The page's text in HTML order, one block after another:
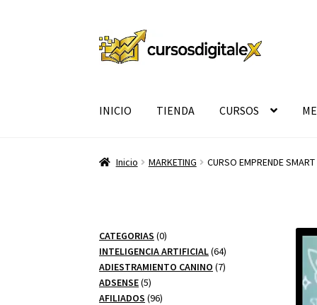
Ir
a
Ir
al
INICIO TIENDA CURSOS
Inicio MARKETING CURSO EMPRENDE
CATEGORIAS 00
productos
INTELIGENCIA ARTIFICIAL 6464
productos
ADIESTRAMIENTO CANINO 77
ADSENSE 55
productos
AFILIADOS 9696